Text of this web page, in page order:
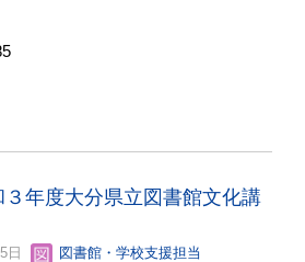
年度大分県立図書館文化講
日 図書館・学校支援担当